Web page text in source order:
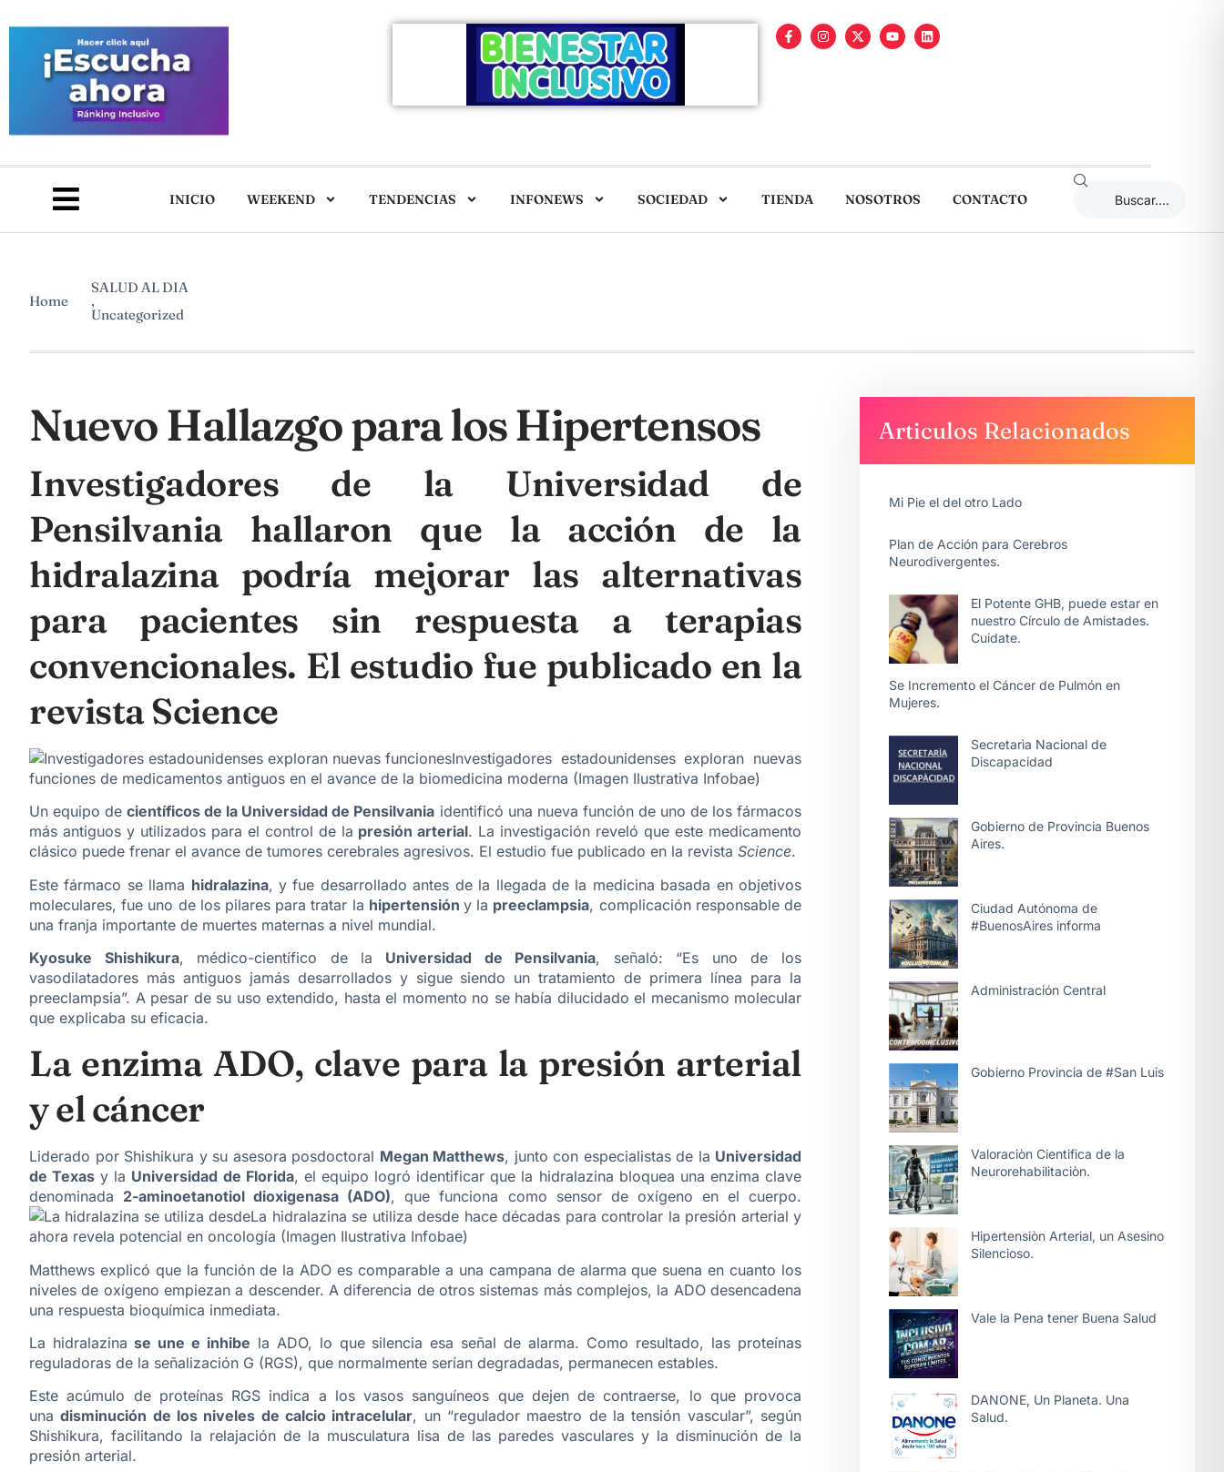
INICIO WEEKEND TENDENCIAS INFONEWS SOCIEDAD TIENDA NOSOTROS CONTACTO
Home
SALUD AL DIA
,
Uncategorized
Nuevo Hallazgo para los Hipertensos
Investigadores de la Universidad de
Pensilvania hallaron que la acción de la
hidralazina podría mejorar las alternativas
para pacientes sin respuesta a terapias
convencionales. El estudio fue publicado en la
revista Science
Investigadores estadounidenses exploran nuevas
funciones de medicamentos antiguos en el avance de la biomedicina moderna (Imagen Ilustrativa Infobae)
Un equipo decientíficos de la Universidad de Pensilvania identificó una nueva función de uno de los fármacos
más antiguos y utilizados para el control de la presión arterial. La investigación reveló que este medicamento
clásico puede frenar el avance de tumores cerebrales agresivos. El estudio fue publicado en la revista Science.
Este fármaco se llama hidralazina, y fue desarrollado antes de la llegada de la medicina basada en objetivos
moleculares, fue uno de los pilares para tratar la hipertensióny la preeclampsia, complicación responsable de
una franja importante de muertes maternas a nivel mundial.
Kyosuke Shishikura, médico-científico de la Universidad de Pensilvania, señaló: “Es uno de los
vasodilatadores más antiguos jamás desarrollados y sigue siendo un tratamiento de primera línea para la
preeclampsia”. A pesar de su uso extendido, hasta el momento no se había dilucidado el mecanismo molecular
que explicaba su eficacia.
La enzima ADO, clave para la presión arterial
y el cáncer
Liderado por Shishikura y su asesora posdoctoral Megan Matthews, junto con especialistas de la Universidad
de Texas y la Universidad de Florida, el equipo logró identificar que la hidralazina bloquea una enzima clave
denominada 2-aminoetanotiol dioxigenasa (ADO), que funciona como sensor de oxígeno en el cuerpo.
La hidralazina se utiliza desde hace décadas para controlar la presión arterial y
ahora revela potencial en oncología (Imagen Ilustrativa Infobae)
Matthews explicó que la función de la ADO es comparable a una campana de alarma que suena en cuanto los
niveles de oxígeno empiezan a descender. A diferencia de otros sistemas más complejos, la ADO desencadena
una respuesta bioquímica inmediata.
La hidralazina se une e inhibe la ADO, lo que silencia esa señal de alarma. Como resultado, las proteínas
reguladoras de la señalización G (RGS), que normalmente serían degradadas, permanecen estables.
Este acúmulo de proteínas RGS indica a los vasos sanguíneos que dejen de contraerse, lo que provoca
unadisminución de los niveles de calcio intracelular, un “regulador maestro de la tensión vascular”, según
Shishikura, facilitando la relajación de la musculatura lisa de las paredes vasculares y la disminución de la
presión arterial.
Articulos Relacionados
Mi Pie el del otro Lado
Plan de Acción para Cerebros
Neurodivergentes.
El Potente GHB, puede estar en
nuestro Círculo de Amistades.
Cuidate.
Se Incremento el Cáncer de Pulmón en
Mujeres.
Secretarìa Nacional de
Discapacidad
Gobierno de Provincia Buenos
Aires.
Ciudad Autónoma de
#BuenosAires informa
Administración Central
Gobierno Provincia de #San Luis
Valoraciòn Cientifica de la
Neurorehabilitaciòn.
Hipertensiòn Arterial, un Asesino
Silencioso.
Vale la Pena tener Buena Salud
DANONE, Un Planeta. Una
Salud.